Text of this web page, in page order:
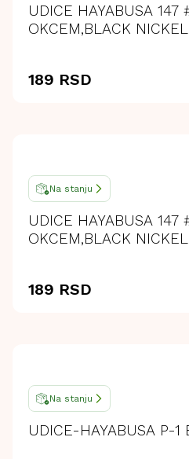
UDICE HAYABUSA 147
OKCEM,BLACK
189 RSD
Na stanju
UDICE HAYABUSA 147
OKCEM,BLACK
189 RSD
Na stanju
UDICE-HAYABUSA P-1